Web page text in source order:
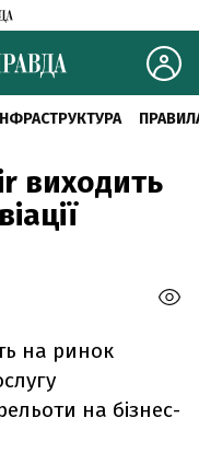
виходить
на ринок
на бізнес-